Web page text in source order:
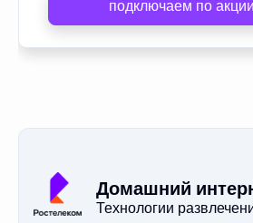
подключаем по акции
Домашний
Технологии